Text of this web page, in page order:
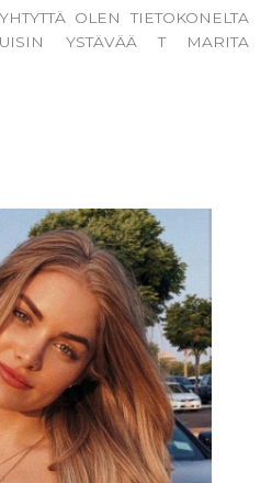
OLEN TIETOKONELTA
YSTÄVÄÄ T MARITA